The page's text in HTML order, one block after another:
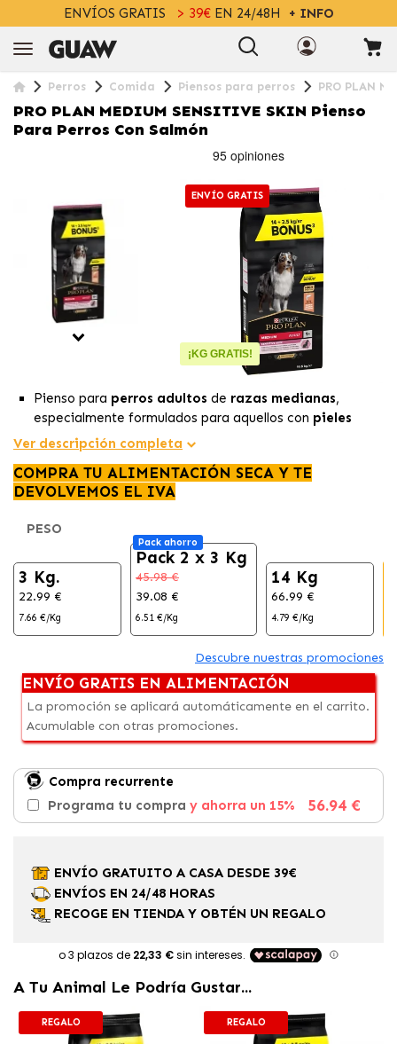
ENVÍOS GRATIS > 39€EN 24/48H + INFO
Perros Comida Piensos para perros PRO PLAN
PRO PLAN MEDIUM SENSITIVE SKIN Pienso
Para Perros Con Salmón
ENVÍO GRATIS
¡KG GRATIS!
Pienso para perros adultos de razas medianas,
especialmente formulados para aquellos con pieles
sensibles.
Fuente de
proteínas
sensibles, consalmóncomo ingrediente principal, lo que
favorece unpelaje brillante y una piel saludable.
mantener un
estilo de vida activo.
Ver descripción completa
COMPRA TU ALIMENTACIÓN SECA Y TE
DEVOLVEMOS EL IVA
PESO
3 Kg.
22.99 €
7.66 €/Kg
Pack ahorro
Pack 2 x 3 Kg
45.98 €
39.08 €
6.51 €/Kg
14 Kg
66.99 €
4.79 €/Kg
Descubre nuestras promociones
ENVÍO GRATIS EN ALIMENTACIÓN
La promoción se aplicará automáticamente en el carrito.
Acumulable con otras promociones.
Compra recurrente
Programa tu compra y ahorra un 15% 56.94 €
ENVÍO GRATUITO A CASA DESDE 39€
ENVÍOS EN 24/48 HORAS
RECOGE EN TIENDA Y OBTÉN UN REGALO
A Tu Animal Le Podría Gustar...
REGALO REGALO